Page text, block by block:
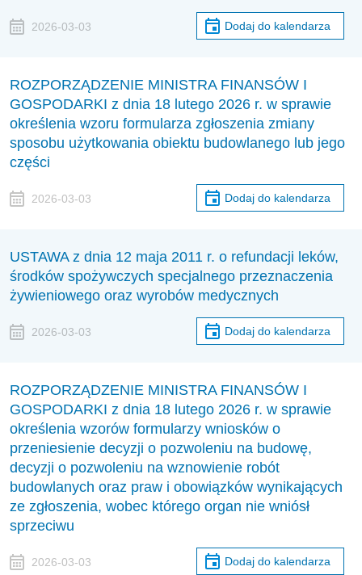
2026-03-03 Dodaj do kalendarza
ROZPORZĄDZENIE MINISTRA FINANSÓW I
GOSPODARKI z dnia 18 lutego 2026 r. w sprawie
określenia wzoru formularza zgłoszenia zmiany
sposobu użytkowania obiektu budowlanego lub jego
części
2026-03-03 Dodaj do kalendarza
USTAWA z dnia 12 maja 2011 r. o refundacji leków,
środków spożywczych specjalnego przeznaczenia
żywieniowego oraz wyrobów medycznych
2026-03-03 Dodaj do kalendarza
ROZPORZĄDZENIE MINISTRA FINANSÓW I
GOSPODARKI z dnia 18 lutego 2026 r. w sprawie
określenia wzorów formularzy wniosków o
przeniesienie decyzji o pozwoleniu na budowę,
decyzji o pozwoleniu na wznowienie robót
budowlanych oraz praw i obowiązków wynikających
ze zgłoszenia, wobec którego organ nie wniósł
sprzeciwu
2026-03-03 Dodaj do kalendarza